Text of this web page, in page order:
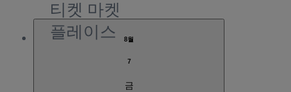
티켓 마켓
플레이스
8월
7
금